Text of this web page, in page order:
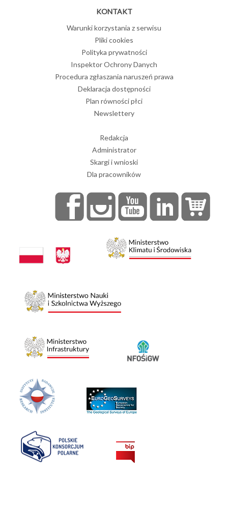
KONTAKT
Warunki korzystania z serwisu
Pliki cookies
Polityka prywatności
Inspektor Ochrony Danych
Procedura zgłaszania naruszeń prawa
Deklaracja dostępności
Plan równości płci
Newslettery
Redakcja
Administrator
Skargi i wnioski
Dla pracowników